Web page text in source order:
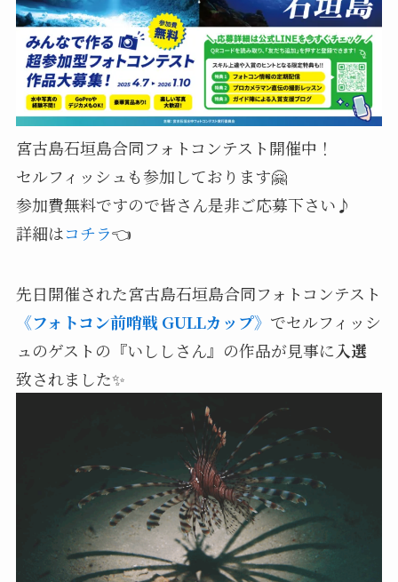
宮古島石垣島合同フォトコンテスト開催中！
セルフィッシュも参加しております🤗
参加費無料ですので皆さん是非ご応募下さい♪
詳細はコチラ👈
先日開催された宮古島石垣島合同フォトコンテスト
《フォトコン前哨戦 GULLカップ》 でセルフィッシ
ュのゲストの『いししさん』の作品が見事に入選
致されました✨